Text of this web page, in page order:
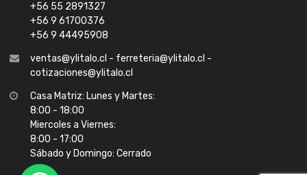
+56 55 2891327
+56 9 61700376
+56 9 44495908
ventas@ylitalo.cl - ferreteria@ylitalo.cl -
cotizaciones@ylitalo.cl
Casa Matriz: Lunes y Martes:
8:00 - 18:00
Miercoles a Viernes:
8:00 - 17:00
Sábado y Domingo: Cerrado